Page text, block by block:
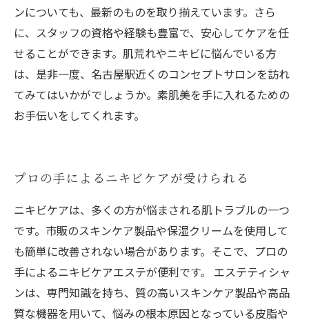
ンについても、最新のものを取り揃えています。さら
に、スタッフの資格や経験も豊富で、安心してケアを任
せることができます。肌荒れやニキビに悩んでいる方
は、是非一度、名古屋駅近くのコンセプトサロンを訪れ
てみてはいかがでしょうか。素肌美を手に入れるための
お手伝いをしてくれます。
プロの手によるニキビケアが受けられる
ニキビケアは、多くの方が悩まされる肌トラブルの一つ
です。市販のスキンケア製品や保湿クリームを使用して
も簡単に改善されない場合があります。そこで、プロの
手によるニキビケアエステが便利です。 エステティシャ
ンは、専門知識を持ち、質の高いスキンケア製品や高品
質な機器を用いて、悩みの根本原因となっている皮脂や